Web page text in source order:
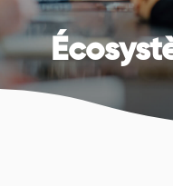
CONTACT